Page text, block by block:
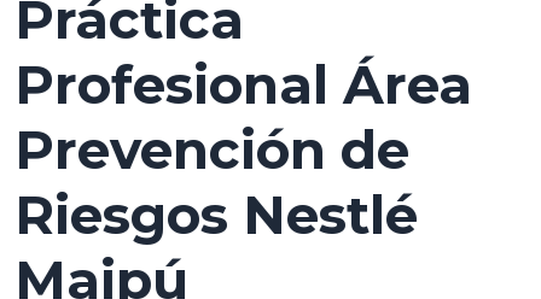
Práctica
Profesional Área
Prevención de
Riesgos Nestlé
Maipú